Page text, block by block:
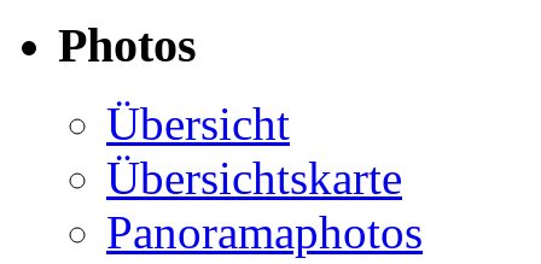
Photos
Übersicht
Übersichtskarte
Panoramaphotos